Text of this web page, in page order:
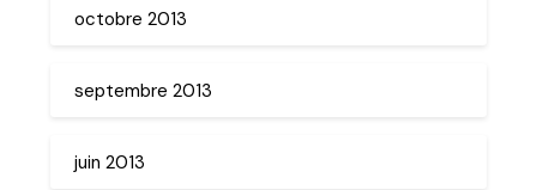
octobre 2013
septembre 2013
juin 2013